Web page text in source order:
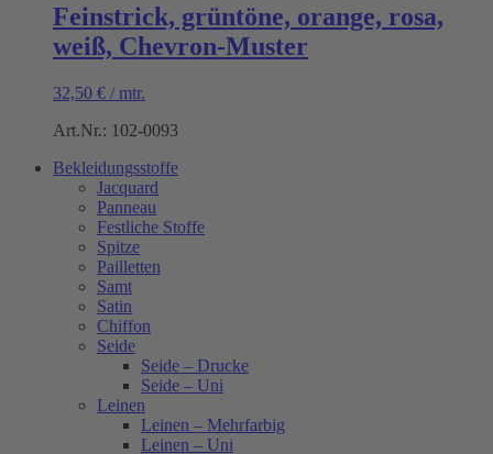
Feinstrick, grüntöne, orange, rosa,
weiß, Chevron-Muster
32,50 € / mtr.
Art.Nr.: 102-0093
Bekleidungsstoffe
Jacquard
Panneau
Festliche Stoffe
Spitze
Pailletten
Samt
Satin
Chiffon
Seide
Seide – Drucke
Seide – Uni
Leinen
Leinen – Mehrfarbig
Leinen – Uni